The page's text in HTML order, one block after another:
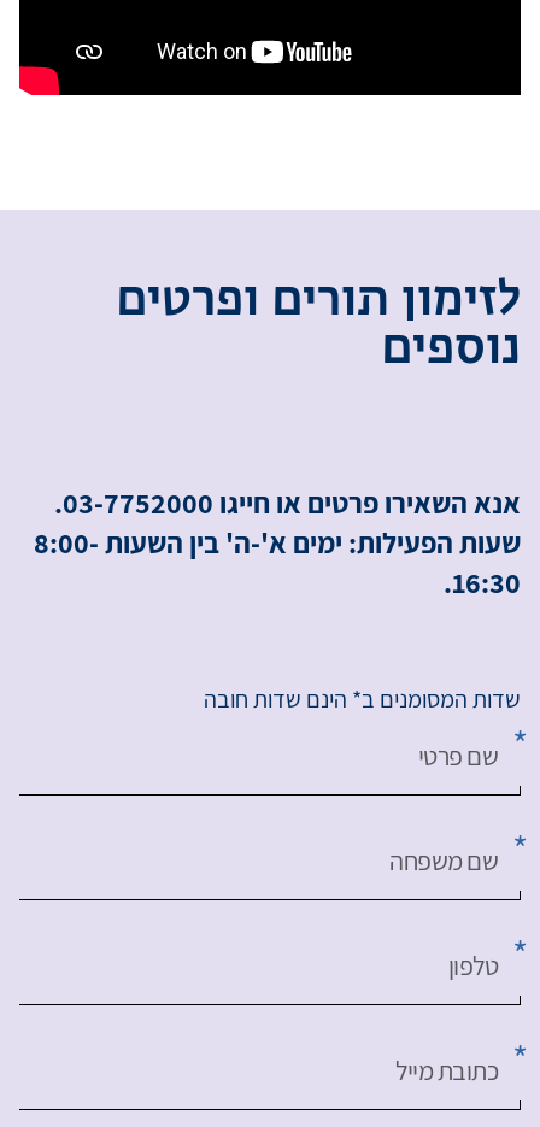
לזימון תורים ופרטים
נוספים
אנא השאירו פרטים או חייגו 03-7752000.
שעות הפעילות: ימים א'-ה' בין השעות 8:00-
16:30.
שדות המסומנים ב* הינם שדות חובה
שם פרטי
שם משפחה
טלפון
כתובת מייל